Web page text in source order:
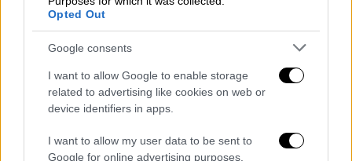
Opted Out
Google consents
I want to allow Google to enable storage
related to advertising like cookies on web or
device identifiers in apps.
I want to allow my user data to be sent to
Google for online advertising purposes.
Travel|28.04.2020 16:46
Από την Κούβα στη Σιγκαπούρη: Η
νυχτερινή ζωή σε διάφορες χώρες του
κόσμου
Ξεχωριστές και ακαταμάχητες είναι οι
πρωτεύουσες του κόσμου κατά τη διάρκεια